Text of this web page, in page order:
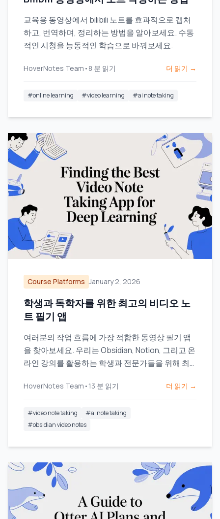
교육용 동영상에서 bilibili 노트를 효과적으로 캡처
하고, 번역하며, 정리하는 방법을 알아보세요. 수동
적인 시청을 능동적인 학습으로 바꿔보세요.
HoverNotes Team • 8 분 읽기 더 읽기 →
#online learning #video learning #ai note taking
Course Platforms January 2, 2026
학생과 독학자를 위한 최고의 비디오 노
트 필기 앱
여러분의 작업 흐름에 가장 적합한 동영상 필기 앱
을 찾아보세요. 우리는 Obsidian, Notion, 그리고 온
라인 강의를 활용하는 학생과 전문가들을 위해 최
HoverNotes Team • 13 분 읽기 더 읽기 →
#video note taking #ai note taking
#obsidian video notes